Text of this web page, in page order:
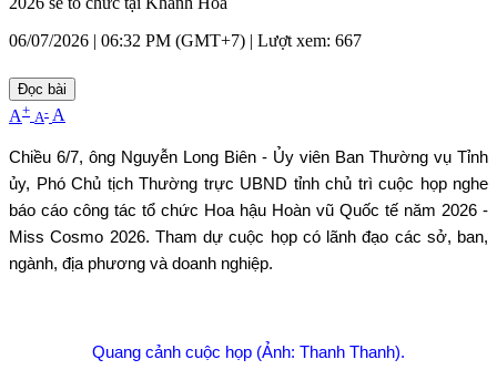
06/07/2026 | 06:32 PM (GMT+7) | Lượt xem: 667
Đọc bài
A+ A- A
Chiều 6/7, ông Nguyễn Long Biên - Ủy viên Ban Thường vụ Tỉnh
ủy, Phó Chủ tịch Thường trực UBND tỉnh chủ trì cuộc họp nghe
báo cáo công tác tổ chức Hoa hậu Hoàn vũ Quốc tế năm 2026 -
Miss Cosmo 2026. Tham dự cuộc họp có lãnh đạo các sở, ban,
ngành, địa phương và doanh nghiệp.
Quang cảnh cuộc họp (Ảnh: Thanh Thanh).